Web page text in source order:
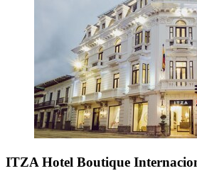
ITZA Hotel Boutique